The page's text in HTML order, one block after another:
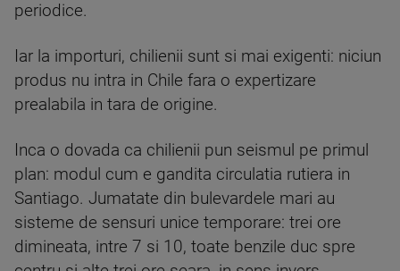
periodice.
Iar la importuri, chilienii sunt si mai exigenti: niciun
produs nu intra in Chile fara o expertizare
prealabila in tara de origine.
Inca o dovada ca chilienii pun seismul pe primul
plan: modul cum e gandita circulatia rutiera in
Santiago. Jumatate din bulevardele mari au
sisteme de sensuri unice temporare: trei ore
dimineata, intre 7 si 10, toate benzile duc spre